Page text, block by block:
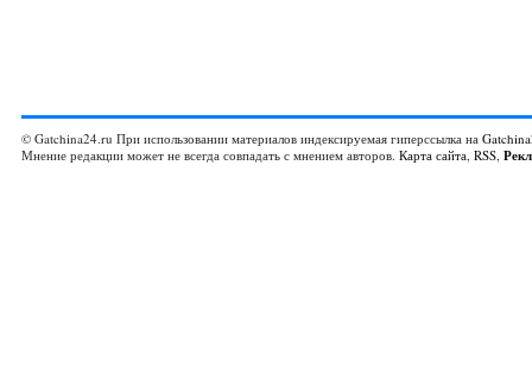
© Gatchina24.ru При использовании материалов индексируемая гиперссылка на
Мнение редакции может не всегда совпадать с мнением авторов. Карта сайта, RSS,